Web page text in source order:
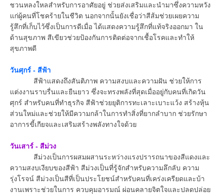
ชวนหลงใหลสำหรับการอาศัยอยู่ ช่วยส่งเสริมและนำมาซึ่งความหวัง
แก่ผู้คนที่โชคร้ายในชีวิต นอกจากนั้นยังเชื่อว่าสีส้มช่วยเผยความ
รู้สึกที่เก็บไว้ซึ่งเป็นการดีเมื่อ ได้แสดงความรู้สึกที่แท้จริงออกมา ใน
ด้านสุขภาพ สีเขียวช่วยป้องกันการติดต่อจากเชื้อโรคและทำให้
สุขภาพดี
วันศุกร์ - สีฟ้า
สีฟ้าแสดงถึงสันติภาพ ความสงบและความฝัน ช่วยให้การ
แต่งงานราบรื่นและยืนยาว ซึ่งจะทรงพลังที่สุดเมื่ออยู่กับคนที่เกิดวัน
ศุกร์ สำหรับคนที่ทำธุรกิจ สีฟ้าช่วยยุติการทะเลาะเบาะแว้ง สร้างหุ้น
ส่วนใหม่และช่วยให้มีความกล้าในการทำสิ่งที่ยากลำบาก ช่วยรักษา
อาการขี้เกียจและเสริมสร้างพลังทางใจด้วย
วันเสาร์ - สีม่วง
สีม่วงเป็นการผสมผสานระหว่างแรงปรารถนาของสีแดงและ
ความสงบเงียบของสีฟ้า สีม่วงเป็นที่รู้จักสำหรับความลึกลับ ความ
รุ่งโรจน์ สีม่วงเป็นสีที่เป็นประโยชน์สำหรับคนที่เคร่งเครียดและบ้า
งานเพราะช่วยในการ ควบคุมอารมณ์ ผ่อนคลายจิตใจและปลดปล่อย